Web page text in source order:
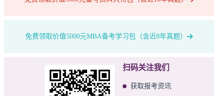
免费领取价值5000元MBA备考学习包（含近8年真题）
扫码关注我们
获取报考资讯